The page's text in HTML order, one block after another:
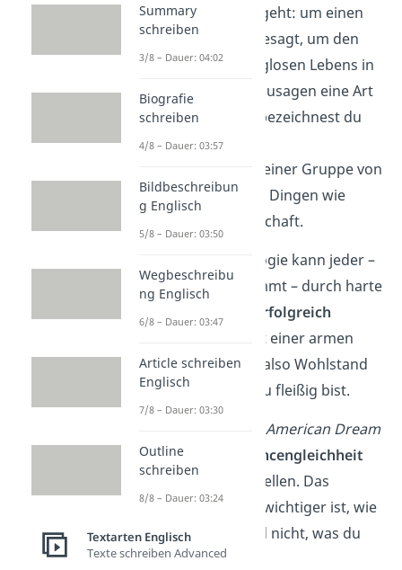
schon, worum es geht: um einen
Traum, genauer gesagt, um den
Wunsch eines sorglosen Lebens in
den USA. Es ist sozusagen eine Art
Ideologie
. Damit bezeichnest du
die Werteund die
Grundeinstellung einer Gruppe von
Leuten gegenüber Dingen wie
Politik und Gesellschaft.
Nach dieser Ideologie kann jeder –
egal woher er kommt – durch harte
reich und erfolgreich
. Selbst mit einer armen
Familie kannst du also Wohlstand
erreichen, wenn du fleißig bist.
Du kannst dir denAmerican Dream
aber auch als
Chancengleichheit
undFreiheit
vorstellen. Das
bedeutet, dass es wichtiger ist, wie
du dich fühlst, und nicht, was du
besitzt.
Summary
schreiben
3/8 – Dauer: 04:02
Biografie
schreiben
4/8 – Dauer: 03:57
Bildbeschreibun
g Englisch
5/8 – Dauer: 03:50
Wegbeschreibu
ng Englisch
6/8 – Dauer: 03:47
Article schreiben
Englisch
7/8 – Dauer: 03:30
Outline
schreiben
8/8 – Dauer: 03:24
Textarten Englisch
Texte schreiben Advanced